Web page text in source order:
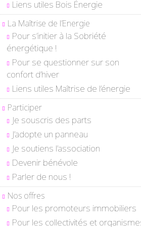
Liens utiles Bois Énergie
La Maîtrise de l’Energie
Pour s’initier à la Sobriété
énergétique !
Pour se questionner sur son
confort d’hiver
Liens utiles Maîtrise de l’énergie
Participer
Je souscris des parts
J’adopte un panneau
Je soutiens l’association
Devenir bénévole
Parler de nous !
Nos offres
Pour les promoteurs immobiliers
Pour les collectivités et